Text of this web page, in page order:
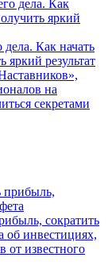
Как начать
яркий результат
на
секретами
сократить
об инвестициях,
от известного